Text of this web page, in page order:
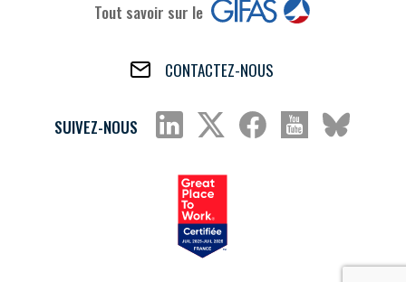
Tout savoir sur le
CONTACTEZ-NOUS
SUIVEZ-NOUS